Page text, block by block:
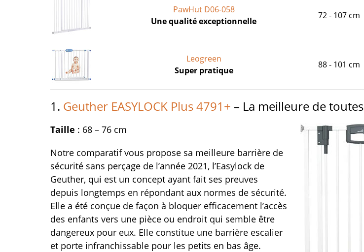
PawHut D06-058
Une qualité exceptionnelle
72 - 107 cm
Leogreen
Super pratique
88 - 101 cm
1. Geuther EASYLOCK Plus 4791+ – La meilleure de toutes
Taille : 68 – 76 cm
Notre comparatif vous propose sa meilleure barrière de
sécurité sans perçage de l’année 2021, l’Easylock de
Geuther, qui est un concept ayant fait ses preuves
depuis longtemps en répondant aux normes de sécurité.
Elle a été conçue de façon à bloquer efficacement l’accès
des enfants vers une pièce ou endroit qui semble être
dangereux pour eux. Elle constitue une barrière escalier
et porte infranchissable pour les petits en bas âge.